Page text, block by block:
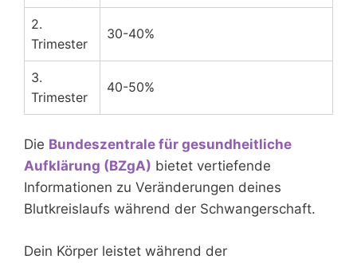
2.
Trimester
30-40%
3.
Trimester
40-50%
Die Bundeszentrale für gesundheitliche
Aufklärung (BZgA) bietet vertiefende
Informationen zu Veränderungen deines
Blutkreislaufs während der Schwangerschaft.
Dein Körper leistet während der